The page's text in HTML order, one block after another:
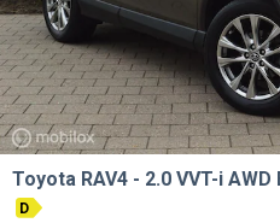
Toyota RAV4 2.0 VVT-i
D